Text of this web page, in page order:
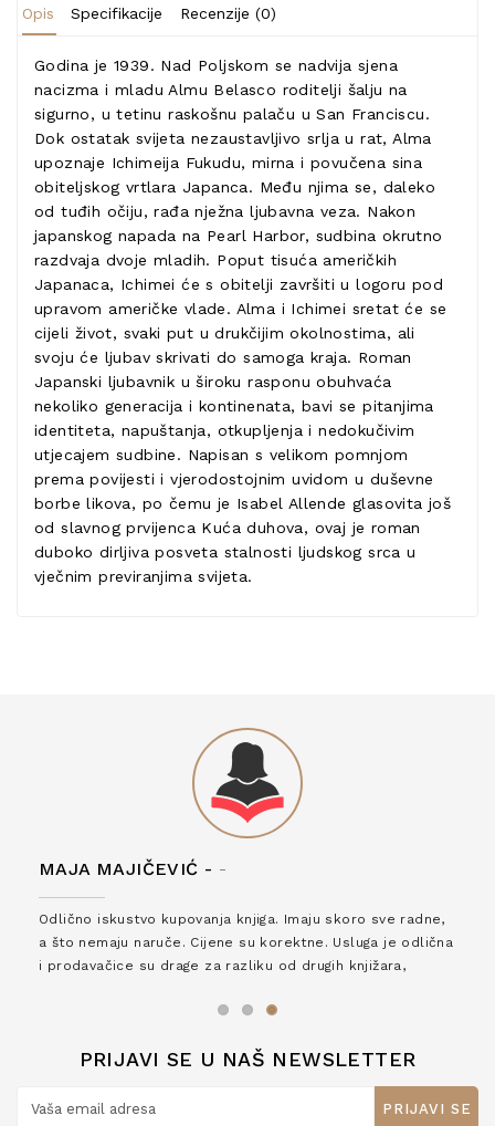
Opis Specifikacije Recenzije (0)
Godina je 1939. Nad Poljskom se nadvija sjena
nacizma i mladu Almu Belasco roditelji šalju na
sigurno, u tetinu raskošnu palaču u San Franciscu.
Dok ostatak svijeta nezaustavljivo srlja u rat, Alma
upoznaje Ichimeija Fukudu, mirna i povučena sina
obiteljskog vrtlara Japanca. Među njima se, daleko
od tuđih očiju, rađa nježna ljubavna veza. Nakon
japanskog napada na Pearl Harbor, sudbina okrutno
razdvaja dvoje mladih. Poput tisuća američkih
Japanaca, Ichimei će s obitelji završiti u logoru pod
upravom američke vlade. Alma i Ichimei sretat će se
cijeli život, svaki put u drukčijim okolnostima, ali
svoju će ljubav skrivati do samoga kraja. Roman
Japanski ljubavnik u široku rasponu obuhvaća
nekoliko generacija i kontinenata, bavi se pitanjima
identiteta, napuštanja, otkupljenja i nedokučivim
utjecajem sudbine. Napisan s velikom pomnjom
prema povijesti i vjerodostojnim uvidom u duševne
borbe likova, po čemu je Isabel Allende glasovita još
od slavnog prvijenca Kuća duhova, ovaj je roman
duboko dirljiva posveta stalnosti ljudskog srca u
vječnim previranjima svijeta.
MAJA MAJIČEVIĆ - -
Odlično iskustvo kupovanja knjiga. Imaju skoro sve radne,
a što nemaju naruče. Cijene su korektne. Usluga je odlična
i prodavačice su drage za razliku od drugih knjižara,
PRIJAVI SE U NAŠ NEWSLETTER
PRIJAVI SE